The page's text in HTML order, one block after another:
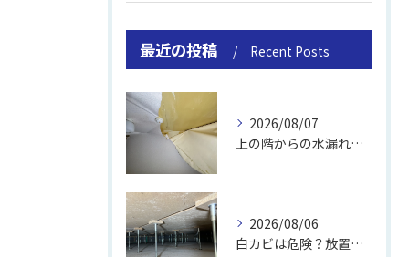
最近の投稿 Recent Posts
2026/08/07
上の階からの水漏れでカビ｜対処法と業者
2026/08/06
白カビは危険？放置のリスクと取り方